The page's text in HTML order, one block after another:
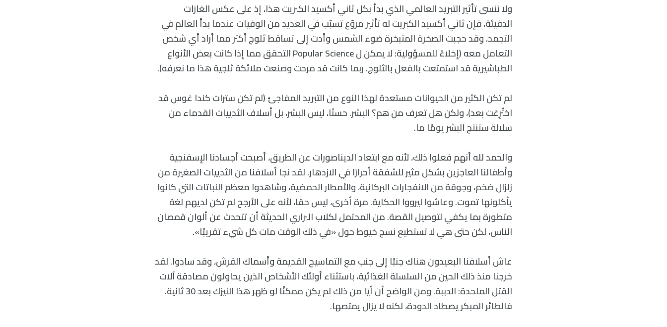
ولا ننسى تأثير التبريد العالمي الذي بدأ بكل ثاني أكسيد الكبريت هذا، إذ على عكس الغازات
الدفيئة، فإن ثاني أكسيد الكبريت له تأثير مروّع تسبّب في العديد من الوفيات عندما بدأ العالم في
التجمد، وقد حجبت الصخرة المتبخرة ضوء الشمس وأدت إلى تساقط ثلوج أكثر مما أراد أي شخص
التعامل معه (إخلاءً للمسؤولية: لا يمكن ل Popular Science التحقق مما إذا كانت بعض الأنواع
الطباشيرية قد استمتعت بالفعل بالثلوج. ربما كانت قد مرحت وصنعت ملائكة ثلجية هذا ما نعرفه).
لم تكن الكثير من الحيوانات مستعدة لهذا النوع من التبريد المفاجئ (لم تكن سترات كندا غوس قد
اختُرِعَت بعد)، ولكن هل تعرف من هم؟ البشر. حسنًا، ليس البشر، بل أسلاف الثدييات القدماء من
سلالة ستنتج البشر يومًا ما.
والحمد لله أنهم فعلوا ذلك، لأنه مع ابتعاد الديناصورات عن الطريق، أصبحت أجسادنا الإسفنجية
وأطفالنا العاجزين بشكل مثير للشفقة أحرارًا في الازدهار. لقد نجا أسلافنا من الثدييات الصغيرة من
زلزال ضخم، وجوقة من الانفجارات البركانية، والأمطار الحمضية، وشاهدوا معظم النباتات التي كانوا
يأكلونها تموت. وعاشوا ليرووا الحكاية. مرة أخرى، ليس حقًا، لأنه على الأرجح لم تكن لديهم لغة
متطورة بما يكفي لتوصيل القصة. من المحتمل لكلاب البراري الحديثة أن تتحدث عن ألوان قمصان
الناس، لكن حتى هي لا تستطيع نسج خيوط حول «في ذلك الوقت مات كل شيء تقريبًا».
عاش أسلافنا البعيدون هناك جنبًا إلى جنب مع التماسيح القديمة وأسماك القرش، وقد سادوا. لقد
خرجنا منذ ذلك الحين من السلسلة الغذائية، باستثناء أولئك الأشخاص الذين يحاولون مصادقة آلات
القتل الملحدة: الدببة. ومن الواضح أن أيًا من ذلك لم يكن ممكنًا لو ظهر هذا النيزك بعد 30 ثانية.
فالطائر المبكر يصطاد الدودة، لكنه لا يزال يمتصها.